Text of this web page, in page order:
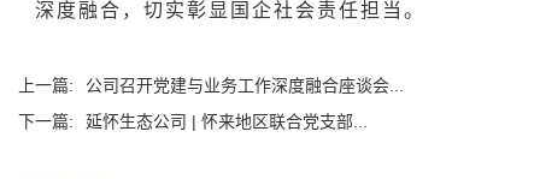
深度融合，切实彰显国企社会责任担当。
上一篇:
公司召开党建与业务工作深度融合座谈会...
下一篇:
延怀生态公司 | 怀来地区联合党支部...